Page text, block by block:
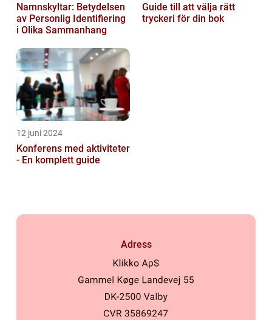
Namnskyltar: Betydelsen
av Personlig Identifiering
i Olika Sammanhang
Guide till att välja rätt
tryckeri för din bok
12 juni 2024
Konferens med aktiviteter
- En komplett guide
Adress